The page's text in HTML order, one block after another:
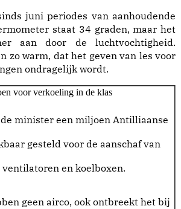
juni periodes van aanhoudende
staat 34 graden, maar het
aan door de luchtvochtigheid.
zo warm, dat het geven van les voor
ondragelijk wordt.
voor verkoeling in de klas
minister een miljoen Antilliaanse
gesteld voor de aanschaf van
ventilatoren en koelboxen.
geen airco, ook ontbreekt het bij